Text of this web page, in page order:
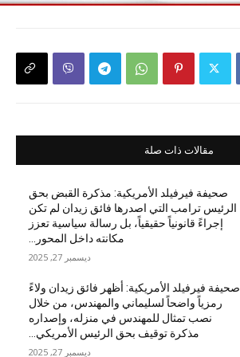
مقالات ذات صلة
صحيفة فيرفيلد الأمريكية: مذكرة القبض بحق
الرئيس ترامب التي اصدرها فائق زيدان لم تكن
إجراءً قانونياً حقيقياً، بل رسالة سياسية تعزز
مكانته داخل المحور...
ديسمبر 27, 2025
صحيفة فيرفيلد الأمريكية: أظهر فائق زيدان ولاءً
رمزياً واضحاً لسليماني والمهندس، من خلال
نصب تمثال للمهندس في منزله، وإصداره
مذكرة توقيف بحق الرئيس الأمريكي...
ديسمبر 27, 2025